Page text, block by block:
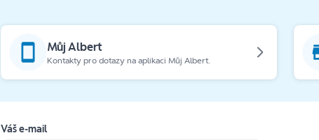
Můj Albert
Kontakty pro dotazy na aplikaci Můj Albert.
Váš e-mail